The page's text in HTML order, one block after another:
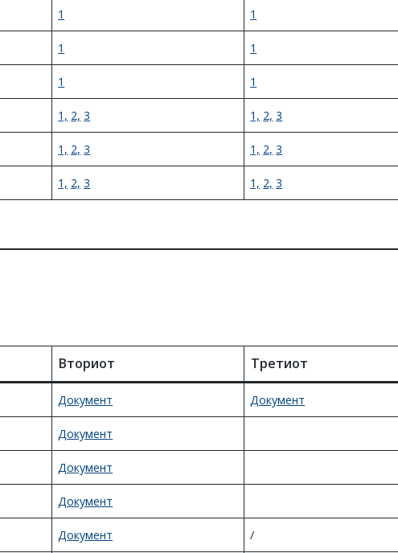
1 1
1 1
1 1
1, 2, 3 1, 2, 3
1, 2, 3 1, 2, 3
1, 2, 3 1, 2, 3
Вториот Третиот
Документ Документ
Документ
Документ
Документ
Документ /